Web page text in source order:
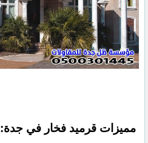
مميزات قرميد فخار في جدة: